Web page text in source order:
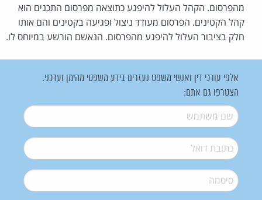
מהפרסום. הקהל העלול להיפגע כתוצאה מפרסום התכנים הוא
קהל הקטינים. הפרסום מעודד ניצול ופגיעה בקטינים והם אותו
חלק בציבור העלול להיפגע מהפרסום. הנאשם הורשע במיוחס לו.
אלפי עורכי דין ואנשי משפט נעזרים בידע משפטי מהימן ועדכני.
הצטרפו גם אתם:
שם משתמש*
דואל*
סיסמה*